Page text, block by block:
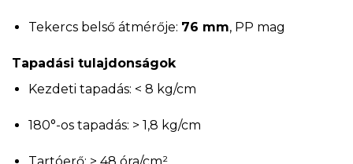
Tekercs belső átmérője: 76 mm, PP mag
Tapadási tulajdonságok
Kezdeti tapadás: < 8 kg/cm
180°-os tapadás: > 1,8 kg/cm
Tartóerő: > 48 óra/cm²